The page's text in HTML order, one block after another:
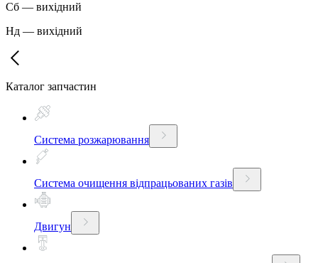
Сб — вихідний
Нд — вихідний
Каталог запчастин
Система розжарювання
Система очищення відпрацьованих газів
Двигун